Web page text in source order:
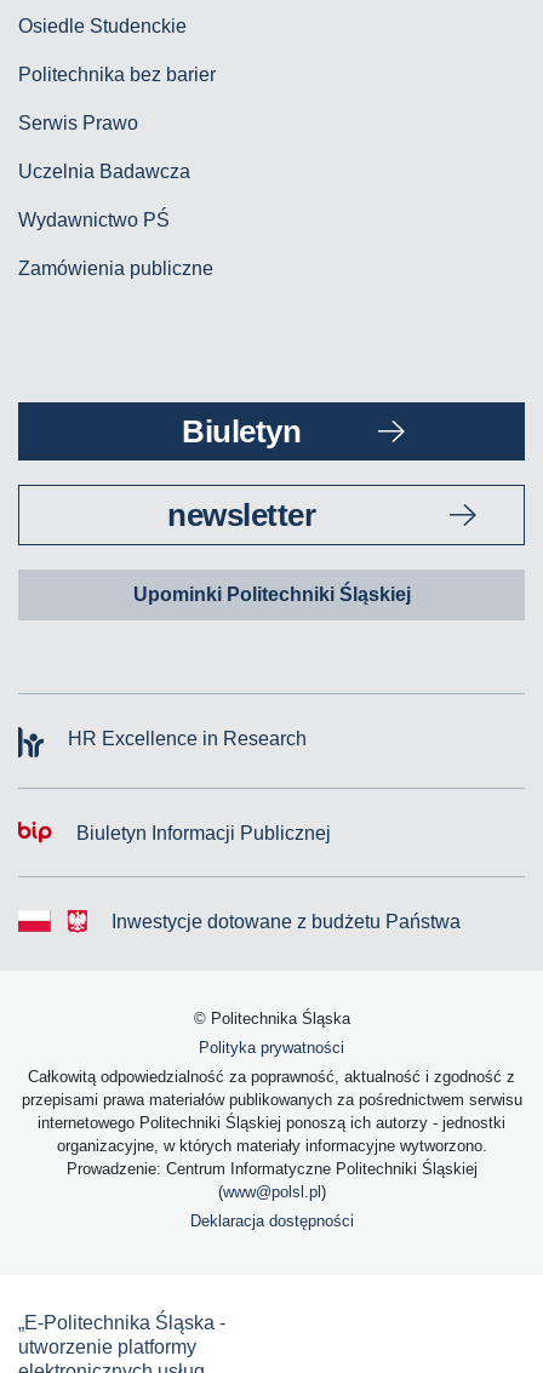
Osiedle Studenckie
Politechnika bez barier
Serwis Prawo
Uczelnia Badawcza
Wydawnictwo PŚ
Zamówienia publiczne
Biuletyn
newsletter
Upominki Politechniki Śląskiej
HR Excellence in Research
Biuletyn Informacji Publicznej
Inwestycje dotowane z budżetu Państwa
© Politechnika Śląska
Polityka prywatności
Całkowitą odpowiedzialność za poprawność, aktualność i zgodność z
przepisami prawa materiałów publikowanych za pośrednictwem serwisu
internetowego Politechniki Śląskiej ponoszą ich autorzy - jednostki
organizacyjne, w których materiały informacyjne wytworzono.
Prowadzenie: Centrum Informatyczne Politechniki Śląskiej
(www@polsl.pl )
Deklaracja dostępności
„E-Politechnika Śląska -
utworzenie platformy